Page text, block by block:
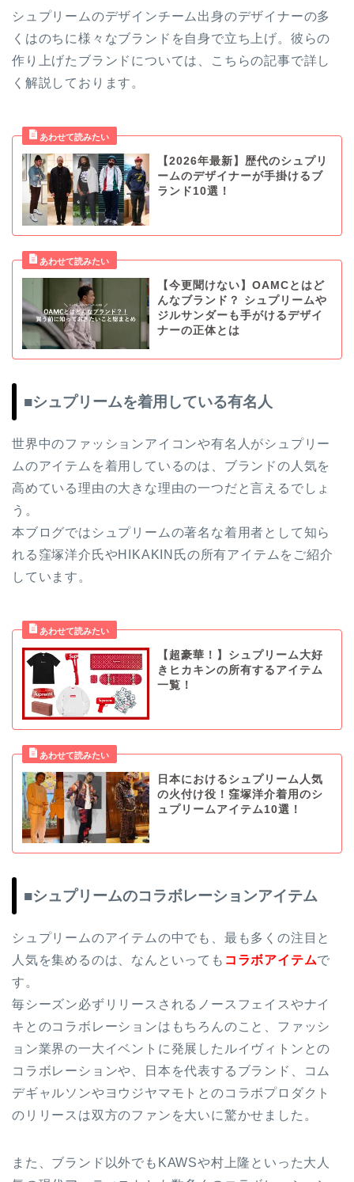
シュプリームのデザインチーム出身のデザイナーの多
くはのちに様々なブランドを自身で立ち上げ。彼らの
作り上げたブランドについては、こちらの記事で詳し
く解説しております。
【2026年最新】歴代のシュプリ
ームのデザイナーが手掛けるブ
ランド10選！
【今更聞けない】OAMCとはど
んなブランド？ シュプリームや
ジルサンダーも手がけるデザイ
ナーの正体とは
■シュプリームを着用している有名人
世界中のファッションアイコンや有名人がシュプリー
ムのアイテムを着用しているのは、ブランドの人気を
高めている理由の大きな理由の一つだと言えるでしょ
う。
本ブログではシュプリームの著名な着用者として知ら
れる窪塚洋介氏やHIKAKIN氏の所有アイテムをご紹介
しています。
【超豪華！】シュプリーム大好
きヒカキンの所有するアイテム
一覧！
日本におけるシュプリーム人気
の火付け役！窪塚洋介着用のシ
ュプリームアイテム10選！
■シュプリームのコラボレーションアイテム
シュプリームのアイテムの中でも、最も多くの注目と
人気を集めるのは、なんといっても コラボアイテムで
す。
毎シーズン必ずリリースされるノースフェイスやナイ
キとのコラボレーションはもちろんのこと、ファッシ
ョン業界の一大イベントに発展したルイヴィトンとの
コラボレーションや、日本を代表するブランド、コム
デギャルソンやヨウジヤマモトとのコラボプロダクト
のリリースは双方のファンを大いに驚かせました。
また、ブランド以外でもKAWSや村上隆といった大人